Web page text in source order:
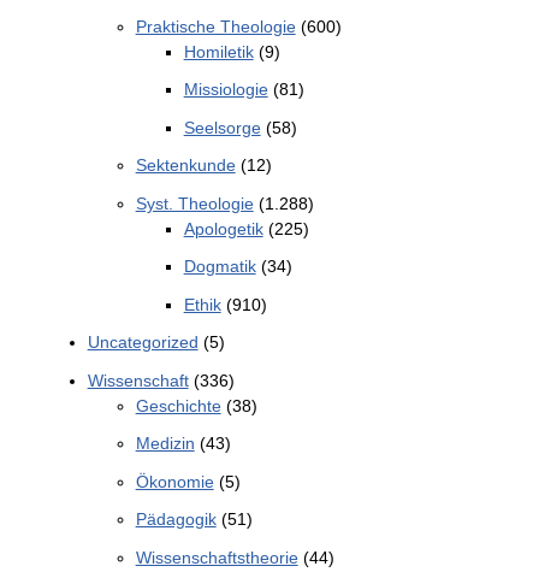
Praktische Theologie(600)
Homiletik(9)
Missiologie(81)
Seelsorge(58)
Sektenkunde(12)
Syst. Theologie(1.288)
Apologetik(225)
Dogmatik(34)
Ethik(910)
Uncategorized (5)
Wissenschaft(336)
Geschichte(38)
Medizin (43)
Ökonomie(5)
Pädagogik(51)
Wissenschaftstheorie(44)